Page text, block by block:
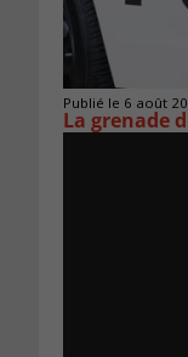
Publié le 6 août
La grenade